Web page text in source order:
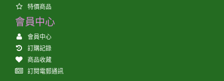
特價商品
會員中心
會員中心
訂購記錄
商品收藏
訂閱電郵通訊